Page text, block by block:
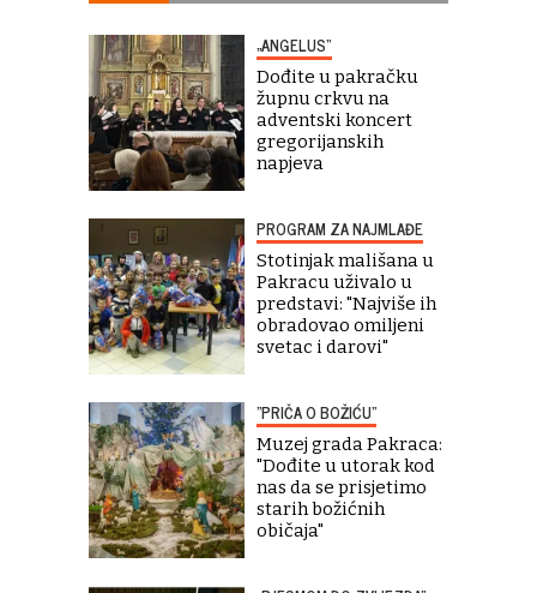
„ANGELUS“
Dođite u pakračku
župnu crkvu na
adventski koncert
gregorijanskih
napjeva
PROGRAM ZA NAJMLAĐE
Stotinjak mališana u
Pakracu uživalo u
predstavi: "Najviše ih
obradovao omiljeni
svetac i darovi"
"PRIČA O BOŽIĆU"
Muzej grada Pakraca:
"Dođite u utorak kod
nas da se prisjetimo
starih božićnih
običaja"